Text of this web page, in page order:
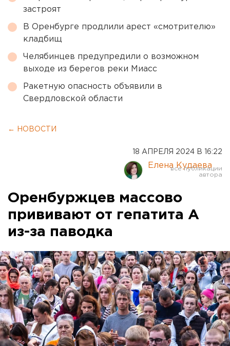
застроят
В Оренбурге продлили арест «смотрителю»
кладбищ
Челябинцев предупредили о возможном
выходе из берегов реки Миасс
Ракетную опасность объявили в
Свердловской области
← НОВОСТИ
18 АПРЕЛЯ 2024 В 16:22
Елена Кудаева
Оренбуржцев массово
прививают от гепатита А
из-за паводка